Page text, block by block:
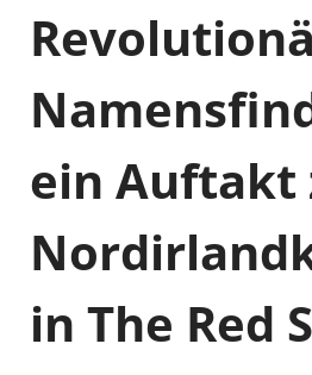
ein Auftakt
in The Red